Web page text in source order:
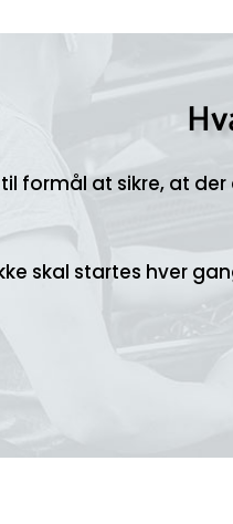
formål at sikre, at
skal startes hver